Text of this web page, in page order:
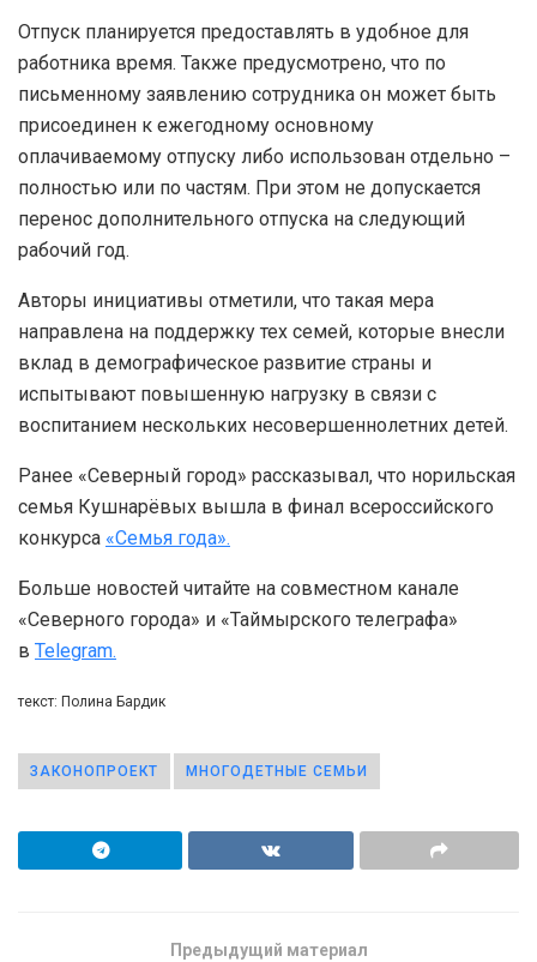
Отпуск планируется предоставлять в удобное для
работника время. Также предусмотрено, что по
письменному заявлению сотрудника он может быть
присоединен к ежегодному основному
оплачиваемому отпуску либо использован отдельно –
полностью или по частям. При этом не допускается
перенос дополнительного отпуска на следующий
рабочий год.
Авторы инициативы отметили, что такая мера
направлена на поддержку тех семей, которые внесли
вклад в демографическое развитие страны и
испытывают повышенную нагрузку в связи с
воспитанием нескольких несовершеннолетних детей.
Ранее «Северный город» рассказывал, что норильская
семья Кушнарёвых вышла в финал всероссийского
конкурса «Семья года».
Больше новостей читайте на совместном канале
«Северного города» и «Таймырского телеграфа»
в Telegram.
текст: Полина Бардик
ЗАКОНОПРОЕКТ МНОГОДЕТНЫЕ СЕМЬИ
Предыдущий материал